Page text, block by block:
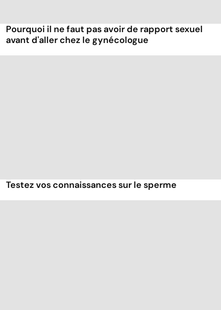
Pourquoi il ne faut pas avoir de rapport sexuel
avant d'aller chez le gynécologue
Testez vos connaissances sur le sperme